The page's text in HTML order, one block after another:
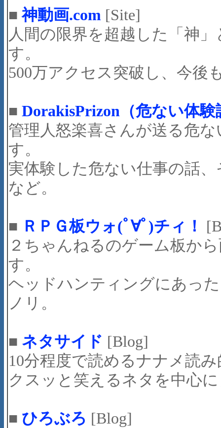
■神動画.com [Site]
人間の限界を超越した「神
す。
500万アクセス突破し、今後
■ DorakisPrizon（危ない体験
管理人怒楽喜さんが送る危
す。
実体験した危ない仕事の話
など。
■ ＲＰＧ板ウォ(ﾟ∀ﾟ)チィ！
２ちゃんねるのゲーム板か
す。
ヘッドハンティングにあっ
ノリ。
■ ネタサイド [Blog]
10分程度で読めるナナメ読
クスッと笑えるネタを中心
■ ひろぶろ [Blog]